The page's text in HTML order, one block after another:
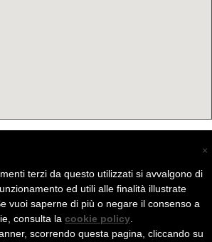
- info@la-valtellina.com - ×
terzi da questo utilizzati si avvalgono di
ed utili alle finalità illustrate
vuoi saperne di più o negare il consenso a
consulta la cookie policy
scorrendo questa pagina, cliccando su